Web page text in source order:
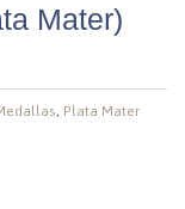
Mater)
, Plata Mater